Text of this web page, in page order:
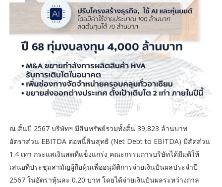
ณ สิ้นปี 2567 บริษัทฯ มีสินทรัพย์รวมทั้งสิ้น 39,823 ล้านบาท
อัตราส่วน EBITDA ต่อหนี้สินสุทธิ (Net Debt to EBITDA) มีสัดส่วน
1.4 เท่า กระแสเงินสดที่แข็งแกร่ง คณะกรรมการบริษัทได้มีมติให้
เสนอที่ประชุมสามัญผู้ถือหุ้นเพื่ออนุมัติการจ่ายเงินปันผลประจําปี
2567 ในอัตราหุ้นละ 0.20 บาท โดยได้จ่ายเงินปันผลระหว่างกาล